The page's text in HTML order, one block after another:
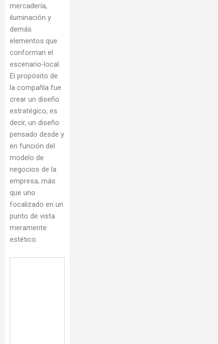
mercadería,
iluminación y
demás
elementos que
conforman el
escenario-local.
El propósito de
la compañía fue
crear un diseño
estratégico, es
decir, un diseño
pensado desde y
en función del
modelo de
negocios de la
empresa, más
que uno
focalizado en un
punto de vista
meramente
estético.